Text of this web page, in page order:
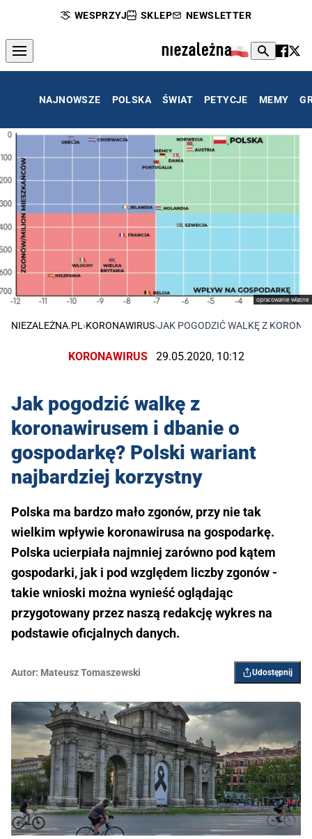
WESPRZYJ SKLEP NEWSLETTER
NAJNOWSZE POLSKA ŚWIAT PETYCJE MEMY
opracowanie własne
NIEZALEŻNA.PL›KORONAWIRUS›JAK POGODZIĆ WALKĘ Z
KORONAWIRUS 29.05.2020, 10:12
Jak pogodzić walkę z
koronawirusem i dbanie o
gospodarkę? Polski wariant
najbardziej korzystny
Polska ma bardzo mało zgonów, przy nie tak
wielkim wpływie koronawirusa na gospodarkę.
Polska ucierpiała najmniej zarówno pod kątem
gospodarki, jak i pod względem liczby zgonów -
takie wnioski można wynieść oglądając
przygotowany przez naszą redakcję wykres na
podstawie oficjalnych danych.
Autor: Mateusz Tomaszewski Udostępnij